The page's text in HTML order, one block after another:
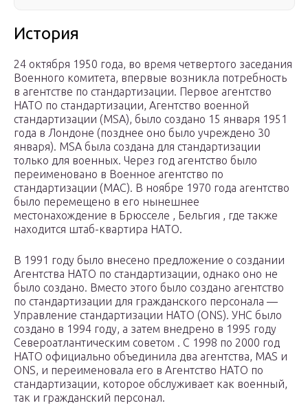
История
24 октября 1950 года, во время четвертого заседания
Военного комитета, впервые возникла потребность
в агентстве по стандартизации. Первое агентство
НАТО по стандартизации, Агентство военной
стандартизации (MSA), было создано 15 января 1951
года в Лондоне (позднее оно было учреждено 30
января). MSA была создана для стандартизации
только для военных. Через год агентство было
переименовано в Военное агентство по
стандартизации (МАС). В ноябре 1970 года агентство
было перемещено в его нынешнее
местонахождение в Брюсселе , Бельгия , где также
находится штаб-квартира НАТО.
В 1991 году было внесено предложение о создании
Агентства НАТО по стандартизации, однако оно не
было создано. Вместо этого было создано агентство
по стандартизации для гражданского персонала —
Управление стандартизации НАТО (ONS). УНС было
создано в 1994 году, а затем внедрено в 1995 году
Североатлантическим советом . С 1998 по 2000 год
НАТО официально объединила два агентства, MAS и
ONS, и переименовала его в Агентство НАТО по
стандартизации, которое обслуживает как военный,
так и гражданский персонал.